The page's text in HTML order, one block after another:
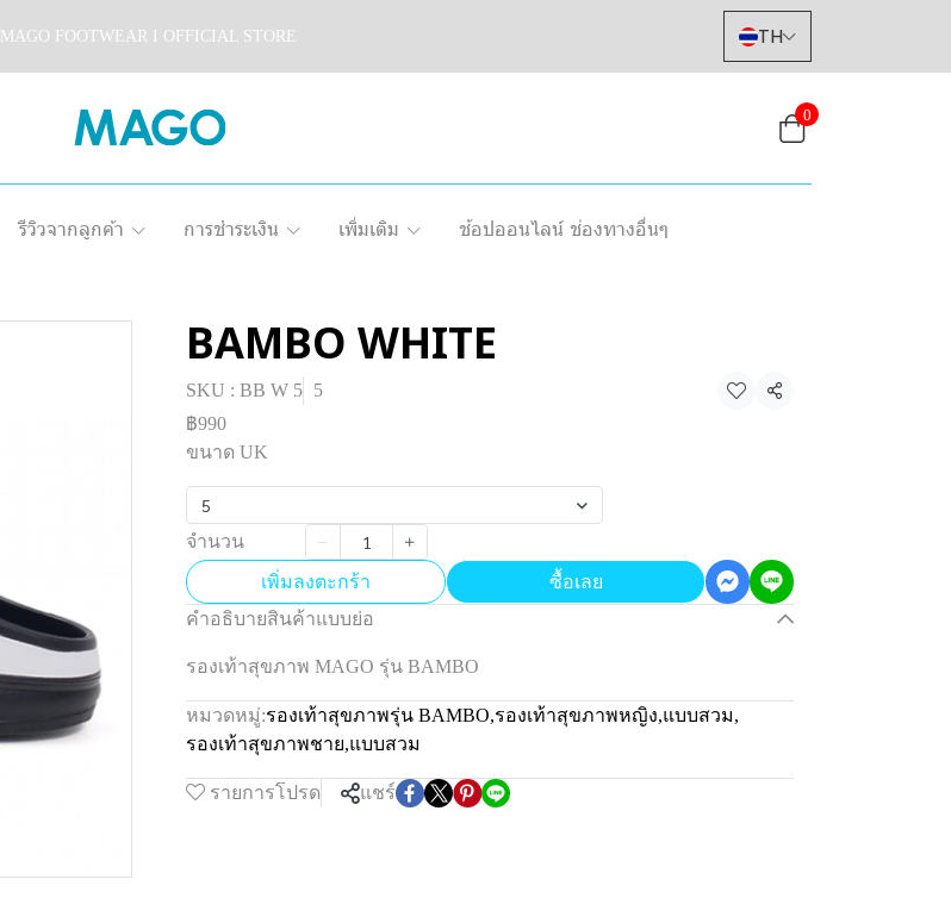
MAGO FOOTWEAR I OFFICIAL STORE TH
0
รีวิวจากลูกค้า การชำระเงิน เพิ่มเติม ช้อปออนไลน์ ช่องทางอื่นๆ
BAMBO WHITE
SKU : BB W 5 5
แชร์
฿990
ขนาด UK
5
จำนวน
เพิ่มลงตะกร้า
ซื้อเลย
คำอธิบายสินค้าแบบย่อ
รองเท้าสุขภาพ MAGO รุ่น BAMBO
หมวดหมู่:รองเท้าสุขภาพรุ่น BAMBO,รองเท้าสุขภาพหญิง,แบบสวม,
รองเท้าสุขภาพชาย,แบบสวม
รายการโปรด แชร์